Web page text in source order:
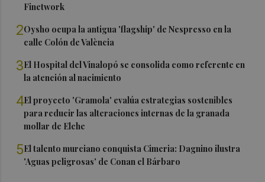
Finetwork
2Oysho ocupa la antigua 'flagship' de Nespresso en la
calle Colón de València
3El Hospital del Vinalopó se consolida como referente en
la atención al nacimiento
4El proyecto 'Gramola' evalúa estrategias sostenibles
para reducir las alteraciones internas de la granada
mollar de Elche
5El talento murciano conquista Cimeria: Dagnino ilustra
'Aguas peligrosas' de Conan el Bárbaro